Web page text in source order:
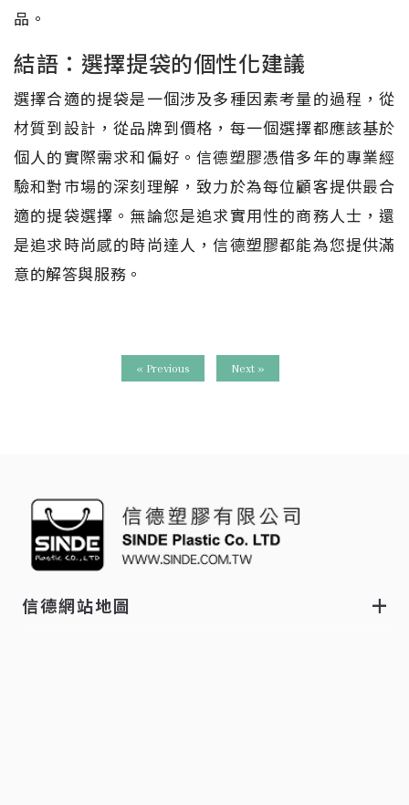
品。
結語：選擇提袋的個性化建議
選擇合適的提袋是一個涉及多種因素考量的過程，從
材質到設計，從品牌到價格，每一個選擇都應該基於
個人的實際需求和偏好。信德塑膠憑借多年的專業經
驗和對市場的深刻理解，致力於為每位顧客提供最合
適的提袋選擇。無論您是追求實用性的商務人士，還
是追求時尚感的時尚達人，信德塑膠都能為您提供滿
意的解答與服務。
« Previous Next »
信德網站地圖